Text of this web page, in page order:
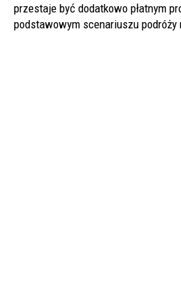
przestaje być dodatkowo płatnym
podstawowym scenariuszu podróży